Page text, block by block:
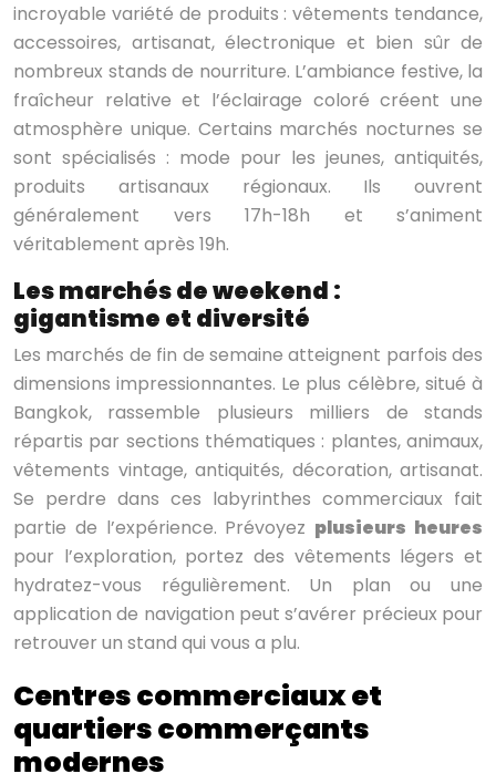
incroyable variété de produits : vêtements tendance,
accessoires, artisanat, électronique et bien sûr de
nombreux stands de nourriture. L’ambiance festive, la
fraîcheur relative et l’éclairage coloré créent une
atmosphère unique. Certains marchés nocturnes se
sont spécialisés : mode pour les jeunes, antiquités,
produits artisanaux régionaux. Ils ouvrent
généralement vers 17h-18h et s’animent
véritablement après 19h.
Les marchés de weekend :
gigantisme et diversité
Les marchés de fin de semaine atteignent parfois des
dimensions impressionnantes. Le plus célèbre, situé à
Bangkok, rassemble plusieurs milliers de stands
répartis par sections thématiques : plantes, animaux,
vêtements vintage, antiquités, décoration, artisanat.
Se perdre dans ces labyrinthes commerciaux fait
partie de l’expérience. Prévoyez plusieurs heures
pour l’exploration, portez des vêtements légers et
hydratez-vous régulièrement. Un plan ou une
application de navigation peut s’avérer précieux pour
retrouver un stand qui vous a plu.
Centres commerciaux et
quartiers commerçants
modernes